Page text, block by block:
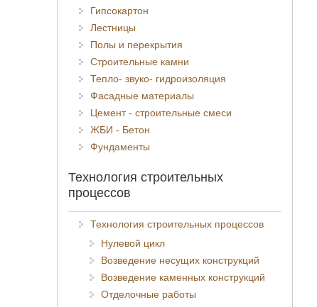
Гипсокартон
Лестницы
Полы и перекрытия
Строительные камни
Тепло- звуко- гидроизоляция
Фасадные материалы
Цемент - строительные смеси
ЖБИ - Бетон
Фундаменты
Технология строительных
процессов
Технология строительных процессов
Нулевой цикл
Возведение несущих конструкций
Возведение каменных конструкций
Отделочные работы